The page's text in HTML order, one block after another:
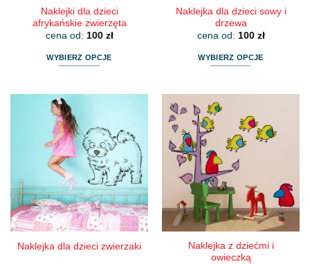
Naklejki dla dzieci
afrykańskie zwierzęta
cena od: 100 zł
WYBIERZ OPCJE
wariantów.
Opcje
można
wybrać
na
stronie
produktu
Naklejka dla dzieci sowy i
drzewa
cena od: 100 zł
WYBIERZ OPCJE
wiele
wariantów.
Opcje
można
wybrać
na
stronie
produktu
Naklejka dla dzieci zwierzaki
Naklejka z dziećmi i
owieczką